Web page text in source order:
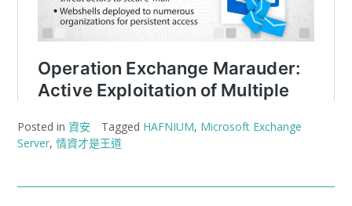
Posted in 資安 Tagged HAFNIUM, Microsoft Exchange
Server, 情資才是王道